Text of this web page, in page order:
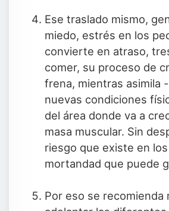
Ese traslado mismo,
miedo, estrés en los
convierte en atraso,
comer, su proceso de
frena, mientras asimila
nuevas condiciones
del área donde va a
masa muscular. Sin
riesgo que existe en
mortandad que puede
Por eso se recomienda